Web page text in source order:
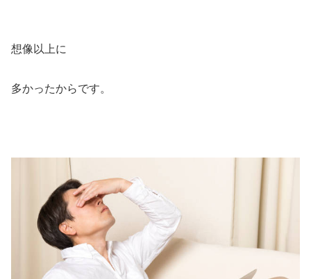
想像以上に
多かったからです。